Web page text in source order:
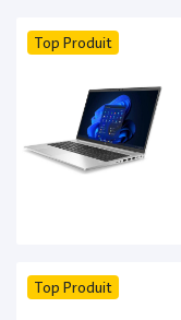
Top Produit
Top Produit